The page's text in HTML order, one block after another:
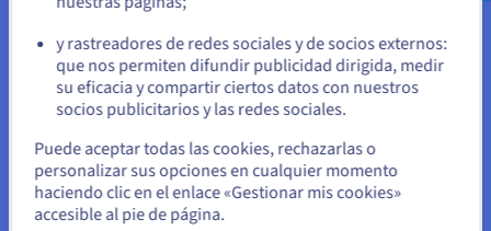
Anti-DDoS de vanguardia
En el ámbito de los videojuegos, las interrupciones en el juego
son causadas por una saturación artificial del servicio. Para
evitar cualquier exposición a posibles ataques, todos los
servidores dedicados de OVHcloud cuentan con una
Permanezca en el sitio web actual
y rastreadores de redes sociales y de socios externos:
que nos permiten difundir publicidad dirigida, medir
su eficacia y compartir ciertos datos con nuestros
socios publicitarios y las redes sociales.
Puede aceptar todas las cookies, rechazarlas o
personalizar sus opciones en cualquier momento
haciendo clic en el enlace «Gestionar mis cookies»
accesible al pie de página.